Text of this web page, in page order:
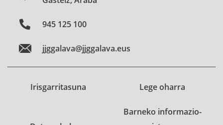
945 125 100
jjggalava@jjggalava.eus
Irisgarritasuna Lege oharra
Barneko informazio-